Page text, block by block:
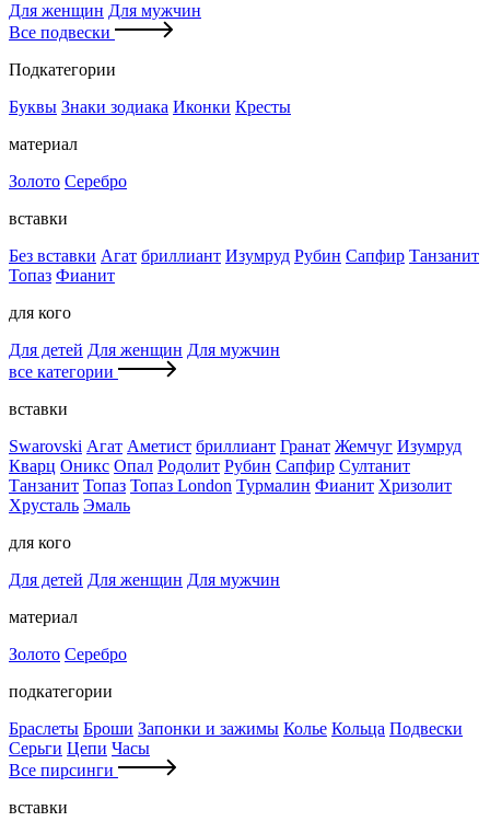
Для женщин Для мужчин
Все подвески
Подкатегории
Буквы Знаки зодиака Иконки Кресты
материал
Золото Серебро
вставки
Без вставки Агат бриллиант Изумруд Рубин Сапфир Танзанит
Топаз Фианит
для кого
Для детей Для женщин Для мужчин
все категории
вставки
Swarovski Агат Аметист бриллиант Гранат Жемчуг Изумруд
Кварц Оникс Опал Родолит Рубин Сапфир Султанит
Танзанит Топаз Топаз London Турмалин Фианит Хризолит
Хрусталь Эмаль
для кого
Для детей Для женщин Для мужчин
материал
Золото Серебро
подкатегории
Браслеты Броши Запонки и зажимы Колье Кольца Подвески
Серьги Цепи Часы
Все пирсинги
вставки